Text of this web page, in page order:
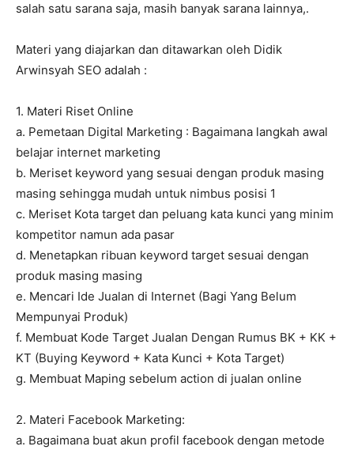
salah satu sarana saja, masih banyak sarana lainnya,.
Materi yang diajarkan dan ditawarkan oleh Didik
Arwinsyah SEO adalah :
1. Materi Riset Online
a. Pemetaan Digital Marketing : Bagaimana langkah awal
belajar internet marketing
b. Meriset keyword yang sesuai dengan produk masing
masing sehingga mudah untuk nimbus posisi 1
c. Meriset Kota target dan peluang kata kunci yang minim
kompetitor namun ada pasar
d. Menetapkan ribuan keyword target sesuai dengan
produk masing masing
e. Mencari Ide Jualan di Internet (Bagi Yang Belum
Mempunyai Produk)
f. Membuat Kode Target Jualan Dengan Rumus BK + KK +
KT (Buying Keyword + Kata Kunci + Kota Target)
g. Membuat Maping sebelum action di jualan online
2. Materi Facebook Marketing:
a. Bagaimana buat akun profil facebook dengan metode